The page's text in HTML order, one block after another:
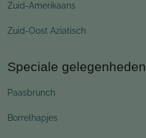
Zuid-Amerikaans
Zuid-Oost Aziatisch
Speciale gelegenheden
Paasbrunch
Borrelhapjes